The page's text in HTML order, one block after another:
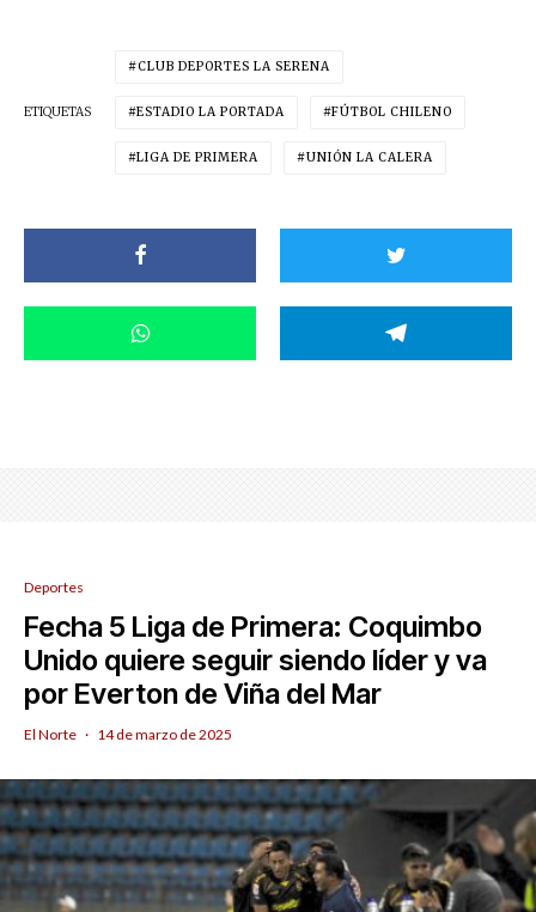
ETIQUETAS
CLUB DEPORTES LA SERENA
ESTADIO LA PORTADA FÚTBOL CHILENO
LIGA DE PRIMERA UNIÓN LA CALERA
Deportes
Fecha 5 Liga de Primera: Coquimbo
Unido quiere seguir siendo líder y va
por Everton de Viña del Mar
El Norte · 14 de marzo de 2025